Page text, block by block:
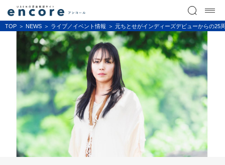
TOP NEWS ライブ／イベント情報 元ちとせがインディーズデビューからの25